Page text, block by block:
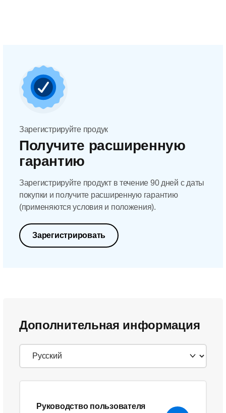
Зарегистрируйте продук
Получите расширенную
гарантию
Зарегистрируйте продукт в течение 90 дней с даты
покупки и получите расширенную гарантию
(применяются условия и положения).
Зарегистрировать
Дополнительная информация
Руководство пользователя